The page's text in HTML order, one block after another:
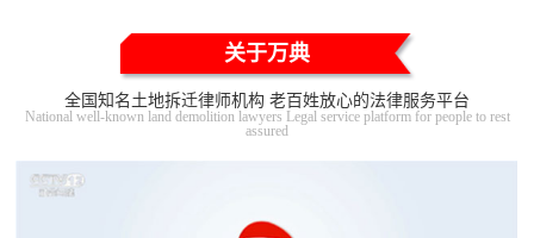
关于万典
全国知名土地拆迁律师机构 老百姓放心的法律服务平台
National well-known land demolition lawyers Legal service platform for people to rest
assured